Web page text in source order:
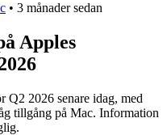
• 3 månader sedan
Apples
Q2 2026 senare idag, med
tillgång på Mac. Information